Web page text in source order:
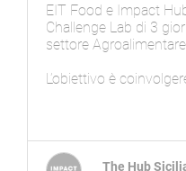
EIT Food e Impact
Challenge Lab di 3
settore Agroalimentare.
L’obiettivo è
sistema alimentare
trasparente eThe Hub